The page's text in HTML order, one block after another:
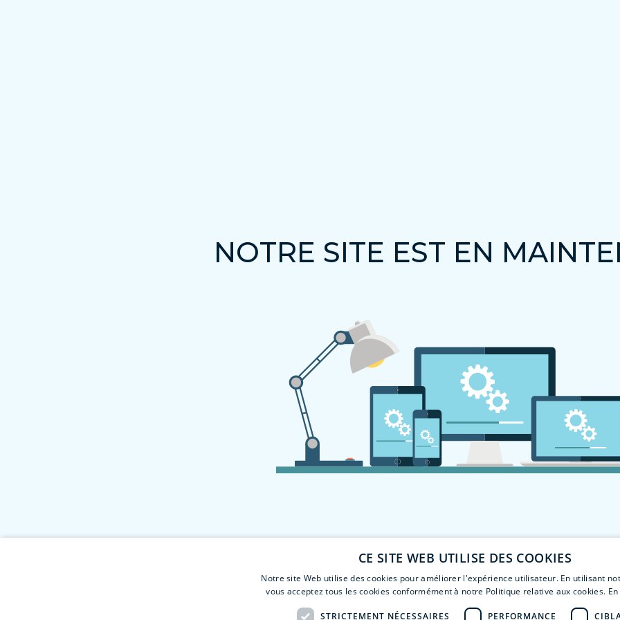
NOTRE SITE EST EN
CE SITE WEB UTILISE DES COOKIES
Notre site Web utilise des cookies pour améliorer l'expérience utilisateur. En utilisant
vous acceptez tous les cookies conformément à notre Politique relative aux cookies.
STRICTEMENT NÉCESSAIRES PERFORMANCE